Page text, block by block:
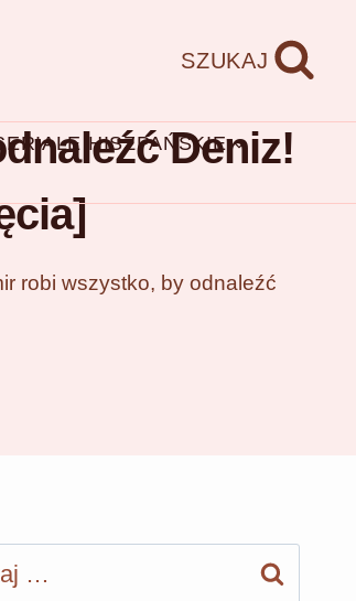
SZUKAJ
HISZPAŃSKIEDeniz!
robi wszystko, by odnaleźć